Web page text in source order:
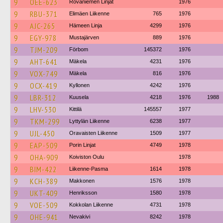
9 OEE-623 Rovaniemen Linjat 1976
9 RBU-371 Elimäen Liikenne 765 1976
9 AJC-265 Hämeen Linja 4299 1976
9 EGY-978 Mustajärven 889 1976
9 TJM-209 Förbom 145372 1976
9 AHT-641 Mäkela 4231 1976
9 VOX-749 Mäkela 816 1976
9 OCX-419 Kyllonen 4242 1976
9 LBR-312 Kuusela 4218 1976 1988
9 LHV-530 Kittilä 145557 1977
9 TKM-299 Lyttylän Liikenne 6238 1977
9 UJL-450 Oravaisten Liikenne 1509 1977
9 EAP-509 Porin Linjat 4749 1978
9 OHA-909 Koiviston Oulu 1978
9 BIM-422 Liikenne-Pasma 1614 1978
9 KCH-389 Makkonen 1576 1978
9 UKT-409 Henriksson 1580 1978
9 VOE-509 Kokkolan Liikenne 4731 1978
9 OHE-941 Nevakivi 8242 1978